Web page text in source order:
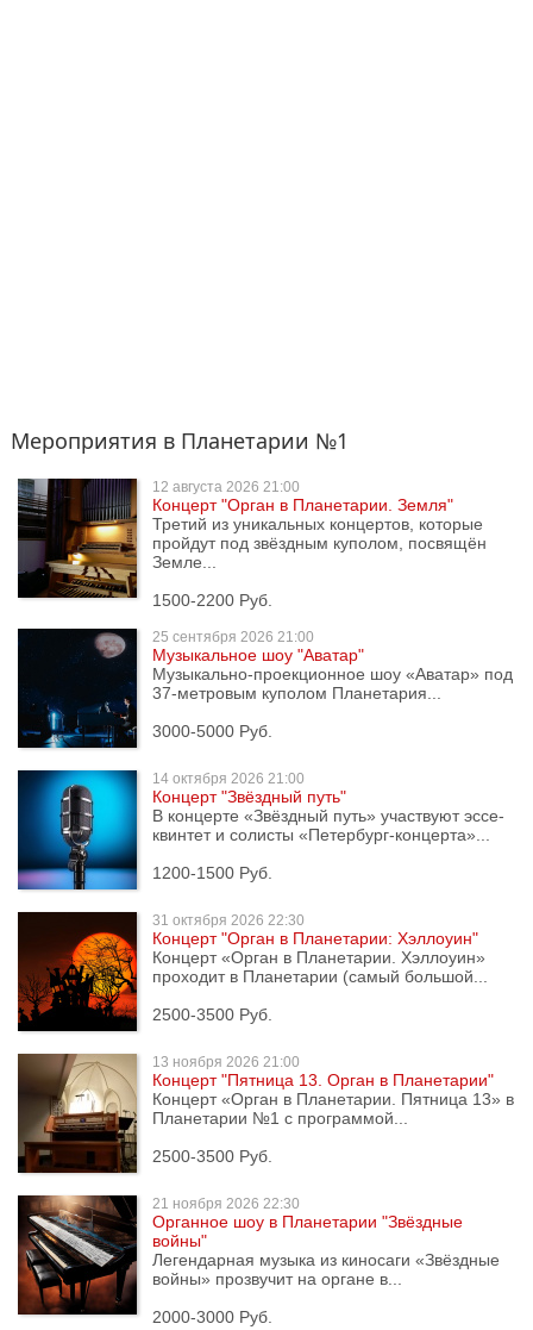
Мероприятия в Планетарии №1
12 августа 2026 21:00
Концерт "Орган в Планетарии. Земля"
Третий из уникальных концертов, которые
пройдут под звёздным куполом, посвящён
Земле...
1500-2200 Руб.
25 сентября 2026 21:00
Музыкальное шоу "Аватар"
Музыкально-проекционное шоу «Аватар» под
37-метровым куполом Планетария...
3000-5000 Руб.
14 октября 2026 21:00
Концерт "Звёздный путь"
В концерте «Звёздный путь» участвуют эссе-
квинтет и солисты «Петербург-концерта»...
1200-1500 Руб.
31 октября 2026 22:30
Концерт "Орган в Планетарии: Хэллоуин"
Концерт «Орган в Планетарии. Хэллоуин»
проходит в Планетарии (самый большой...
2500-3500 Руб.
13 ноября 2026 21:00
Концерт "Пятница 13. Орган в Планетарии"
Концерт «Орган в Планетарии. Пятница 13» в
Планетарии №1 с программой...
2500-3500 Руб.
21 ноября 2026 22:30
Органное шоу в Планетарии "Звёздные
войны"
Легендарная музыка из киносаги «Звёздные
войны» прозвучит на органе в...
2000-3000 Руб.